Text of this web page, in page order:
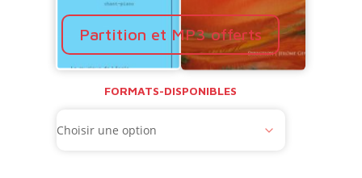
Partition et MP3 offerts
FORMATS-DISPONIBLES